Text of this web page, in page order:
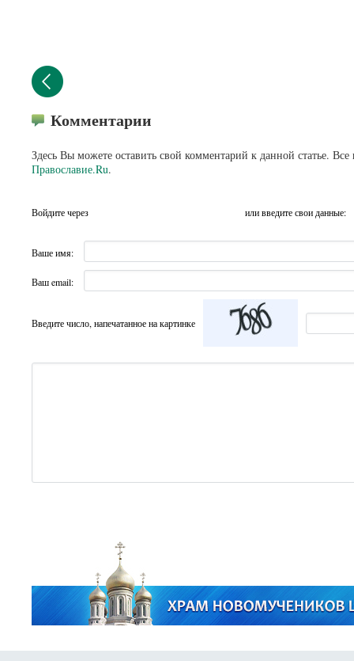
Комментарии
Здесь Вы можете оставить свой комментарий к данной статье.
Православие.Ru.
Войдите через или введите свои данные:
Ваше имя:
Ваш email:
Введите число, напечатанное на картинке